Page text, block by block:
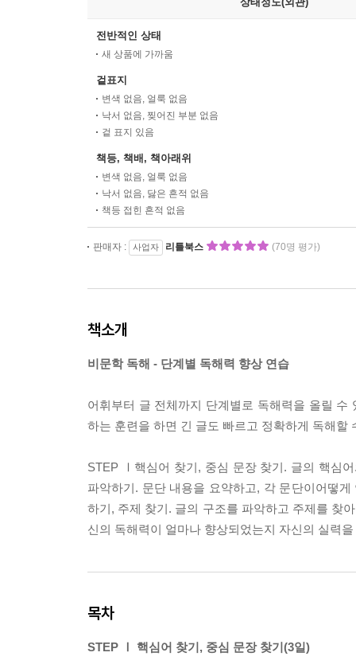
전반적인 상태
새 상품에 가까움
겉표지
변색 없음, 얼룩 없음
낙서 없음, 찢어진 부분 없음
겉 표지 있음
책등, 책배, 책아래위
변색 없음, 얼룩 없음
낙서 없음, 닳은 흔적 없음
책등 접힌 흔적 없음
판매자 : 사업자 리틀북스 (70명 평가)
책소개
비문학 독해 - 단계별 독해력 향상 연습
어휘부터 글 전체까지 단계별로 독해력을 올릴
하는 훈련을 하면 긴 글도 빠르고 정확하게 독해할
STEP Ⅰ핵심어 찾기, 중심 문장 찾기. 글의 핵심
파악하기. 문단 내용을 요약하고, 각 문단이어떻
하기, 주제 찾기. 글의 구조를 파악하고 주제를 찾
신의 독해력이 얼마나 향상되었는지 자신의 실력
목차
STEP Ⅰ 핵심어 찾기, 중심 문장 찾기(3일)